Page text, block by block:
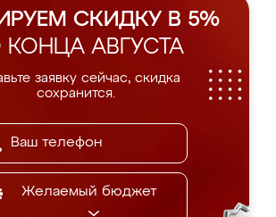
СКИДКУ В 5%
АВГУСТА
заявку сейчас, скидка
сохранится.
Желаемый бюджет